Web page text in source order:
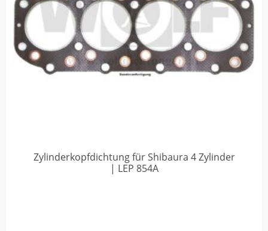
Zylinderkopfdichtung für Shibaura 4 Zylinder
| LEP 854A